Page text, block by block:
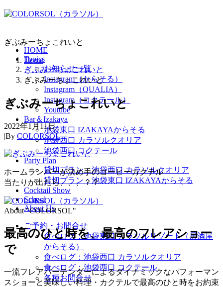
HOME
Topics
お知らせ一覧
Instagram（からそる）
Instagram（QUALIA）
Instagram（コクテール）
Youtube
Bar＆Izakaya
池袋東口 IZAKAYAからそる
池袋西口 カラソルクオリア
池袋西口 コクテール
Party Plan
貸切プラン：池袋西口 カラソルクオリア
貸切プラン：池袋東口 IZAKAYAからそる
Cocktail Show
School
About Us
ご予約・お問合せ
食べログ：池袋東口 カラソルリゾート（居酒屋
からそる）
食べログ：池袋西口 カラソルクオリア
食べログ：池袋西口 コクテール
各種お問合せ
ぎぶみーちょこれいと
Home
ぎぶみーちょこれいと
ぎぶみーちょこれいと
ぎぶみーちょこれいと
2022年1月11日
|By COLORSOL
ホームランバーが決め手のコーヒーカクテル
当たりが出たら、、、？？
About "COLORSOL"
最高のひと時を、最高のフレアショー
で
一流フレアバーテンダーによるダイナミックなパフォーマン
スショーと美味しい料理・カクテルで最高のひと時をお約束